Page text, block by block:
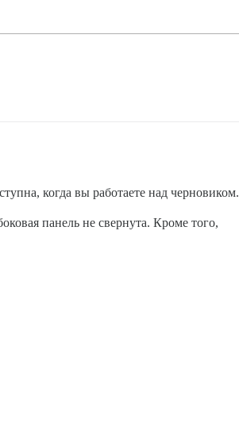
когда вы работаете над черновиком.
панель не свернута. Кроме того,